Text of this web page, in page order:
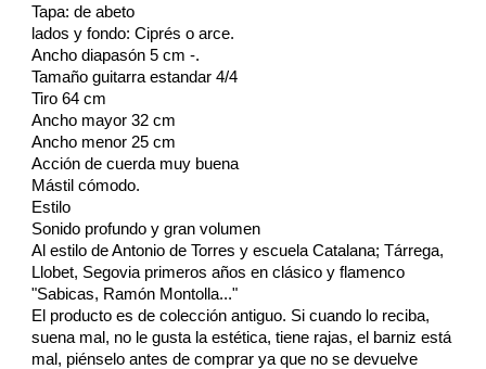
Tapa: de abeto
lados y fondo: Ciprés o arce.
Ancho diapasón 5 cm -.
Tamaño guitarra estandar 4/4
Tiro 64 cm
Ancho mayor 32 cm
Ancho menor 25 cm
Acción de cuerda muy buena
Mástil cómodo.
Estilo
Sonido profundo y gran volumen
Al estilo de Antonio de Torres y escuela Catalana; Tárrega,
Llobet, Segovia primeros años en clásico y flamenco
"Sabicas, Ramón Montolla..."
El producto es de colección antiguo. Si cuando lo reciba,
suena mal, no le gusta la estética, tiene rajas, el barniz está
mal, piénselo antes de comprar ya que no se devuelve